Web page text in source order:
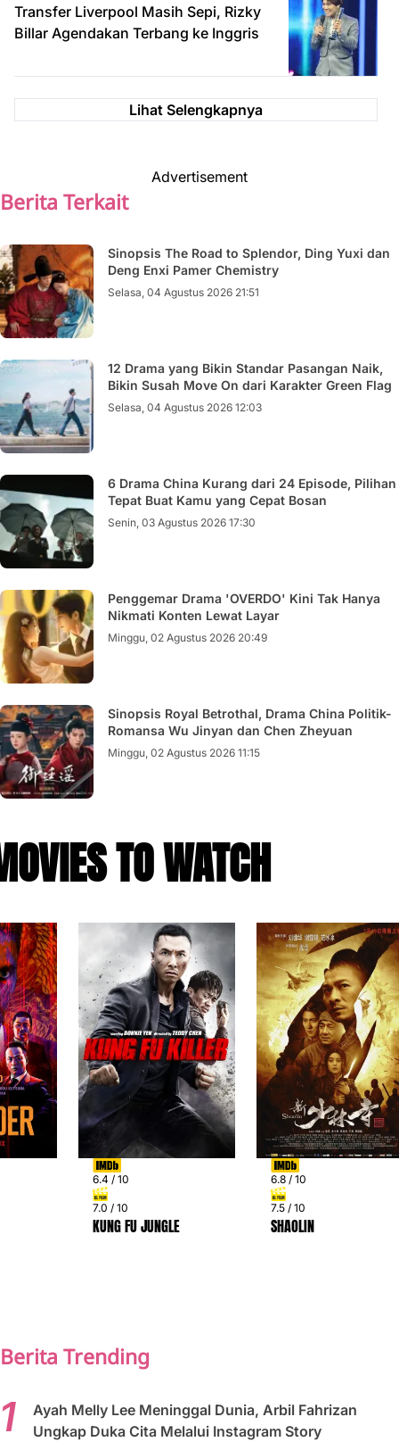
Transfer Liverpool Masih Sepi, Rizky
Billar Agendakan Terbang ke Inggris
Lihat Selengkapnya
Advertisement
Berita Terkait
Sinopsis The Road to Splendor, Ding Yuxi dan
Deng Enxi Pamer Chemistry
Selasa, 04 Agustus 2026 21:51
12 Drama yang Bikin Standar Pasangan Naik,
Bikin Susah Move On dari Karakter Green Flag
Selasa, 04 Agustus 2026 12:03
6 Drama China Kurang dari 24 Episode, Pilihan
Tepat Buat Kamu yang Cepat Bosan
Senin, 03 Agustus 2026 17:30
Penggemar Drama 'OVERDO' Kini Tak Hanya
Nikmati Konten Lewat Layar
Minggu, 02 Agustus 2026 20:49
Sinopsis Royal Betrothal, Drama China Politik-
Romansa Wu Jinyan dan Chen Zheyuan
Minggu, 02 Agustus 2026 11:15
TO WATCH
6.4 / 10
7.0 / 10
KUNG FU JUNGLE
6.8 / 10
7.5 / 10
SHAOLIN
Berita Trending
Ayah Melly Lee Meninggal Dunia, Arbil Fahrizan
Ungkap Duka Cita Melalui Instagram Story